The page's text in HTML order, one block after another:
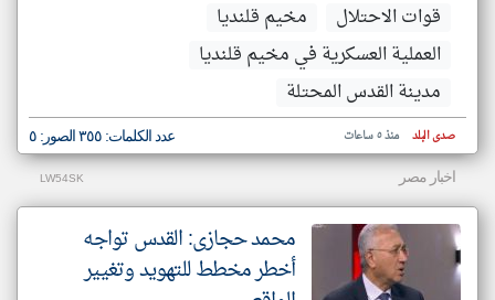
قوات الاحتلال
مخيم قلنديا
العملية العسكرية في مخيم قلنديا
مدينة القدس المحتلة
صدى البلد منذ ٥ ساعات عدد الكلمات: ٣٥٥ الصور: ٥
اخبار مصر LW54SK
محمد حجازى: القدس تواجه
أخطر مخطط للتهويد وتغيير